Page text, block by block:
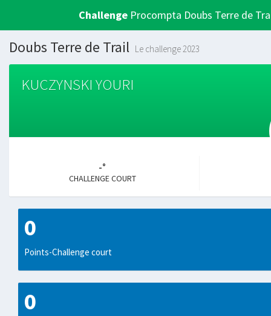
Challenge Procompta Doubs Terre de
Doubs Terre de Trail Le challenge 2023
KUCZYNSKI YOURI
-°
CHALLENGE COURT
0
Points-Challenge court
0